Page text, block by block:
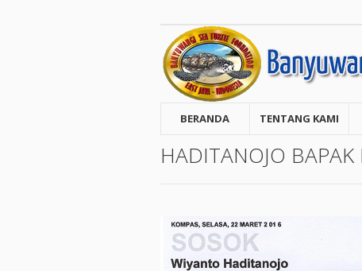
BERANDA TENTANG KAMI
HADITANOJO